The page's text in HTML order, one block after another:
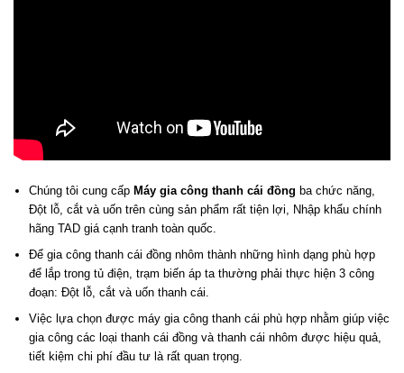
Chúng tôi cung cấp Máy gia công thanh cái đồng ba chức năng,
Đột lỗ, cắt và uốn trên cùng sản phẩm rất tiện lợi, Nhập khẩu chính
hãng TAD giá cạnh tranh toàn quốc.
Để gia công thanh cái đồng nhôm thành những hình dạng phù hợp
để lắp trong tủ điện, trạm biến áp ta thường phải thực hiện 3 công
đoạn: Đột lỗ, cắt và uốn thanh cái.
Việc lựa chọn được máy gia công thanh cái phù hợp nhằm giúp việc
gia công các loại thanh cái đồng và thanh cái nhôm được hiệu quả,
tiết kiệm chi phí đầu tư là rất quan trọng.